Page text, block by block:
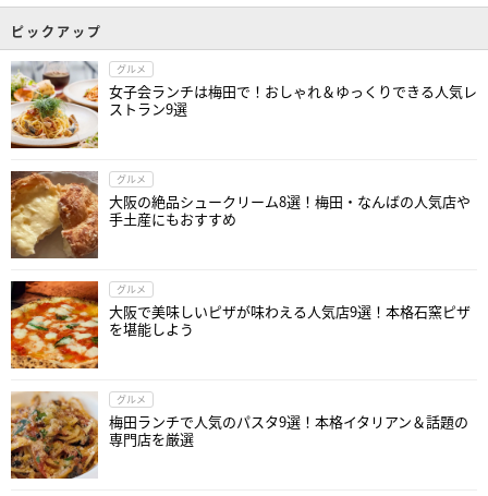
ピックアップ
グルメ
女子会ランチは梅田で！おしゃれ＆ゆっくりできる人気レ
ストラン9選
グルメ
大阪の絶品シュークリーム8選！梅田・なんばの人気店や
手土産にもおすすめ
グルメ
大阪で美味しいピザが味わえる人気店9選！本格石窯ピザ
を堪能しよう
グルメ
梅田ランチで人気のパスタ9選！本格イタリアン＆話題の
専門店を厳選